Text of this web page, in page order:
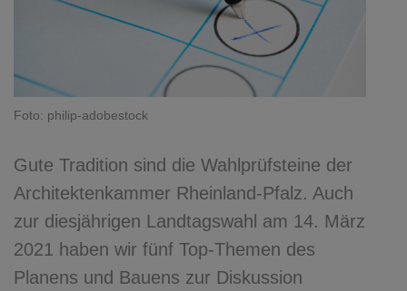
Foto: philip-adobestock
Gute Tradition sind die Wahlprüfsteine der
Architektenkammer Rheinland-Pfalz. Auch
zur diesjährigen Landtagswahl am 14. März
2021 haben wir fünf Top-Themen des
Planens und Bauens zur Diskussion